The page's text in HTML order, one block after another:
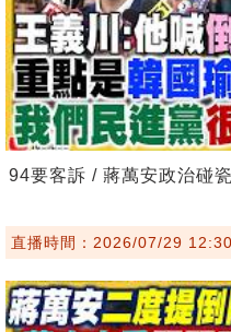
94要客訴 / 蔣萬安政治碰
直播時間：2026/07/29 12:30